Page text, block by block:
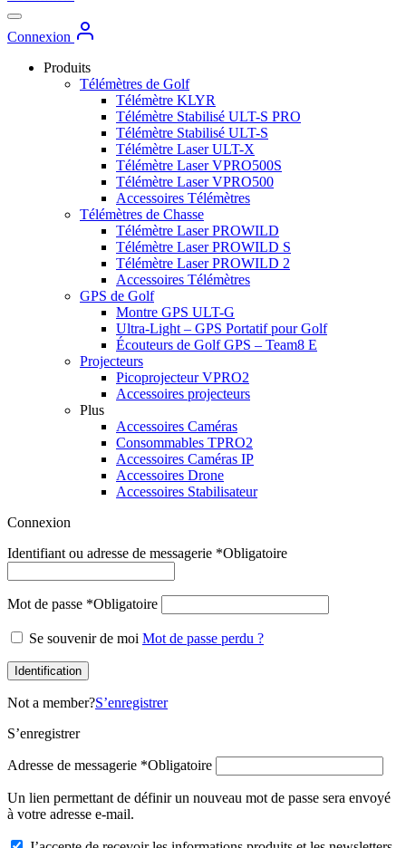
Connexion
Produits
Télémètres de Golf
Télémètre KLYR
Télémètre Stabilisé ULT-S PRO
Télémètre Stabilisé ULT-S
Télémètre Laser ULT-X
Télémètre Laser VPRO500S
Télémètre Laser VPRO500
Accessoires Télémètres
Télémètres de Chasse
Télémètre Laser PROWILD
Télémètre Laser PROWILD S
Télémètre Laser PROWILD 2
Accessoires Télémètres
GPS de Golf
Montre GPS ULT-G
Ultra-Light – GPS Portatif pour Golf
Écouteurs de Golf GPS – Team8 E
Projecteurs
Picoprojecteur VPRO2
Accessoires projecteurs
Plus
Accessoires Caméras
Consommables TPRO2
Accessoires Caméras IP
Accessoires Drone
Accessoires Stabilisateur
Connexion
Identifiant ou adresse de messagerie *Obligatoire
Mot de passe *Obligatoire
Se souvenir de moi Mot de passe perdu ?
Identification
Not a member?S’enregistrer
S’enregistrer
Adresse de messagerie *Obligatoire
Un lien permettant de définir un nouveau mot de passe sera envoyé
à votre adresse e-mail.